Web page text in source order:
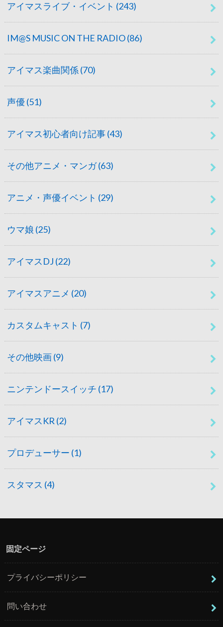
アイマスライブ・イベント (243)
IM@S MUSIC ON THE RADIO(86)
アイマス楽曲関係 (70)
声優 (51)
アイマス初心者向け記事(43)
その他アニメ・マンガ(63)
アニメ・声優イベント (29)
ウマ娘 (25)
アイマスDJ (22)
アイマスアニメ (20)
カスタムキャスト (7)
その他映画(9)
ニンテンドースイッチ (17)
アイマスKR (2)
プロデューサー (1)
スタマス (4)
固定ページ
プライバシーポリシー
問い合わせ